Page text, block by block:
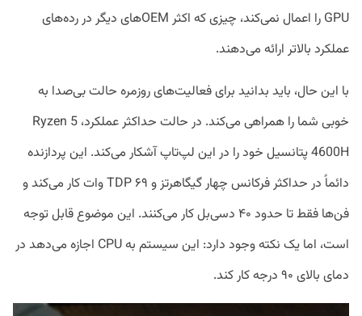
GPU را اعمال نمی‌کند، چیزی که اکثر OEMهای دیگر در رده‌های
عملکرد بالاتر ارائه می‌دهند.
با این حال، باید بدانید برای فعالیت‌های روزمره حالت بی‌صدا به
خوبی شما را همراهی می‌کند. در حالت حداکثر عملکرد، Ryzen 5
4600H پتانسیل خود را در این لپ‌تاپ آشکار می‌کند. این پردازنده
دائماً در حداکثر فرکانس چهار گیگاهرتز و TDP ۶۹ وات کار می‌کند و
فن‌ها فقط تا حدود ۴۰ دسی‌بل کار می‌کنند. این موضوع قابل توجه
است، اما یک نکته وجود دارد: این سیستم به CPU اجازه می‌دهد در
دمای بالای ۹۰ درجه کار کند.